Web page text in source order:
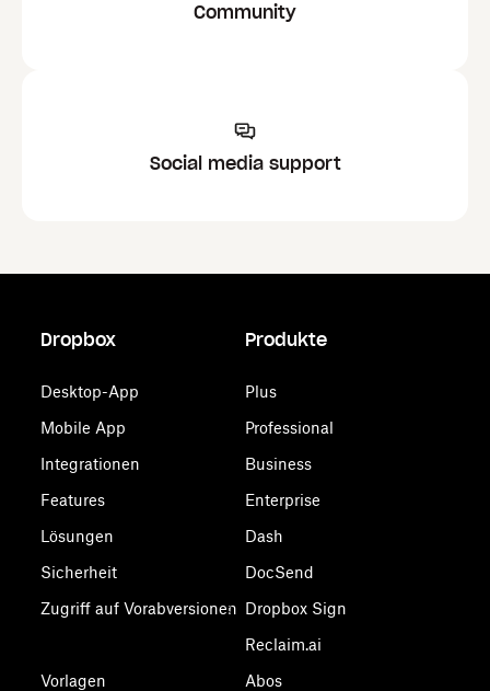
Community
Social media support
Dropbox
Desktop-App
Mobile App
Integrationen
Features
Lösungen
Sicherheit
Zugriff auf Vorabversionen
Vorlagen
Produkte
Plus
Professional
Business
Enterprise
Dash
DocSend
Dropbox Sign
Reclaim.ai
Abos